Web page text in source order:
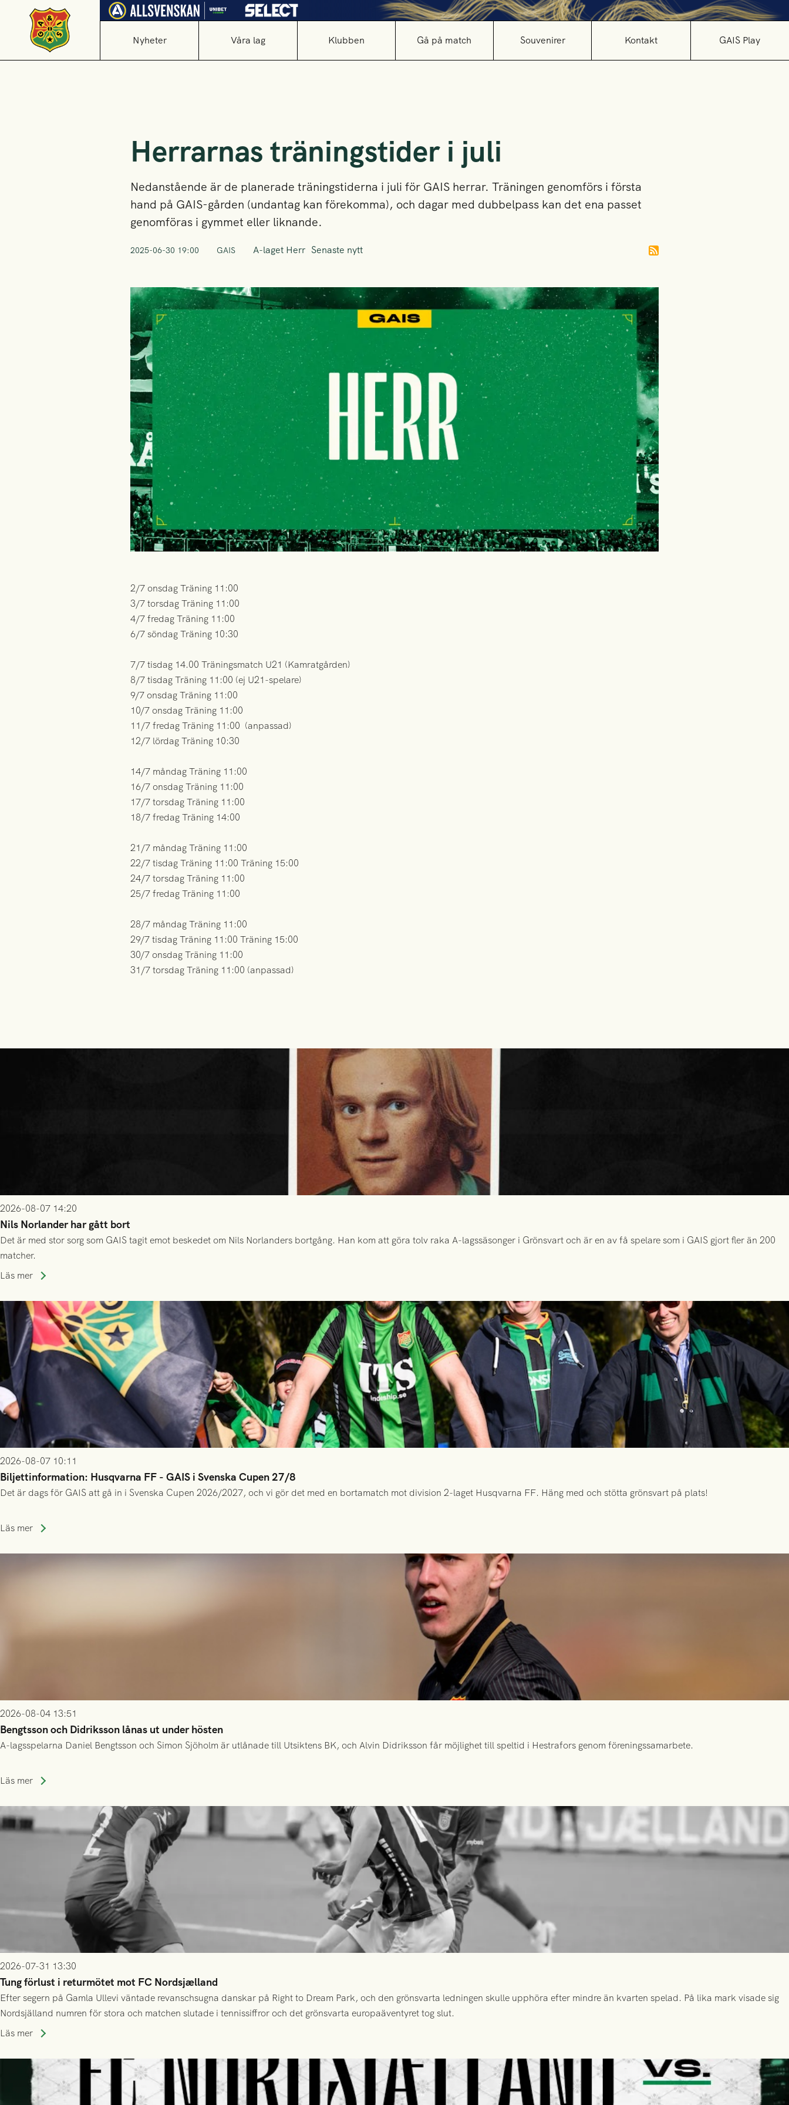
Nyheter Våra lag Klubben Gå på match Souvenirer Kontakt GAIS Play
Herrarnas träningstider i juli
Nedanstående är de planerade träningstiderna i juli för GAIS herrar. Träningen genomförs i första
hand på GAIS-gården (undantag kan förekomma), och dagar med dubbelpass kan det ena passet
genomföras i gymmet eller liknande.
2025-06-30 19:00 GAIS A-laget Herr Senaste nytt
2/7 onsdag Träning 11:00
3/7 torsdag Träning 11:00
4/7 fredag Träning 11:00
6/7 söndag Träning 10:30
7/7 tisdag 14.00 Träningsmatch U21 (Kamratgården)
8/7 tisdag Träning 11:00 (ej U21-spelare)
9/7 onsdag Träning 11:00
10/7 onsdag Träning 11:00
11/7 fredag Träning 11:00 (anpassad)
12/7 lördag Träning 10:30
14/7 måndag Träning 11:00
16/7 onsdag Träning 11:00
17/7 torsdag Träning 11:00
18/7 fredag Träning 14:00
21/7 måndag Träning 11:00
22/7 tisdag Träning 11:00 Träning 15:00
24/7 torsdag Träning 11:00
25/7 fredag Träning 11:00
28/7 måndag Träning 11:00
29/7 tisdag Träning 11:00 Träning 15:00
30/7 onsdag Träning 11:00
31/7 torsdag Träning 11:00 (anpassad)
2026-08-07 14:20
Nils Norlander har gått bort
Det är med stor sorg som GAIS tagit emot beskedet om Nils Norlanders bortgång. Han kom att göra tolv raka A-lagssäsonger i Grönsvart och är en av få spelare som i GAIS gjort fler än 200
matcher.
Läs mer
2026-08-07 10:11
Biljettinformation: Husqvarna FF - GAIS i Svenska Cupen 27/8
Det är dags för GAIS att gå in i Svenska Cupen 2026/2027, och vi gör det med en bortamatch mot division 2-laget Husqvarna FF. Häng med och stötta grönsvart på plats!
Läs mer
2026-08-04 13:51
Bengtsson och Didriksson lånas ut under hösten
A-lagsspelarna Daniel Bengtsson och Simon Sjöholm är utlånade till Utsiktens BK, och Alvin Didriksson får möjlighet till speltid i Hestrafors genom föreningssamarbete.
Läs mer
2026-07-31 13:30
Tung förlust i returmötet mot FC Nordsjælland
Efter segern på Gamla Ullevi väntade revanschsugna danskar på Right to Dream Park, och den grönsvarta ledningen skulle upphöra efter mindre än kvarten spelad. På lika mark visade sig
Nordsjälland numren för stora och matchen slutade i tennissiffror och det grönsvarta europaäventyret tog slut.
Läs mer